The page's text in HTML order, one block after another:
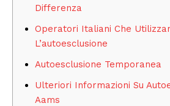
Differenza
Operatori Italiani Che
L’autoesclusione
Autoesclusione Temporanea
Ulteriori Informazioni Su
Aams